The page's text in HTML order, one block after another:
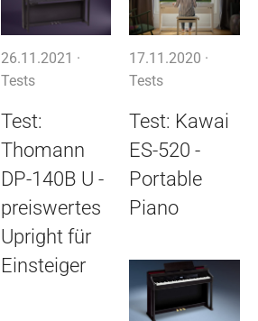
26.11.2021 ·
Tests
Test:
Thomann
DP-140B U -
preiswertes
Upright für
Einsteiger
17.11.2020 ·
Tests
Test: Kawai
ES-520 -
Portable
Piano